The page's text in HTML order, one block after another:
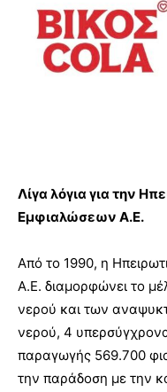
Λίγα λόγια για την
Εμφιαλώσεων Α.Ε.
Από το 1990, η
Α.Ε. διαμορφώνει το
νερού και των
νερού, 4
παραγωγής 569.700
την παράδοση με την